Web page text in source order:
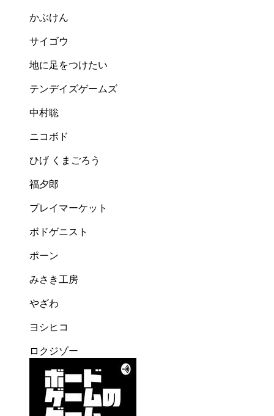
かぶけん
サイゴウ
地に足をつけたい
テンデイズゲームズ
中村聡
ニコボド
ひげ くまごろう
福夕郎
プレイマーケット
ボドゲニスト
ポーン
みさき工房
やざわ
ヨシヒコ
ロクジゾー